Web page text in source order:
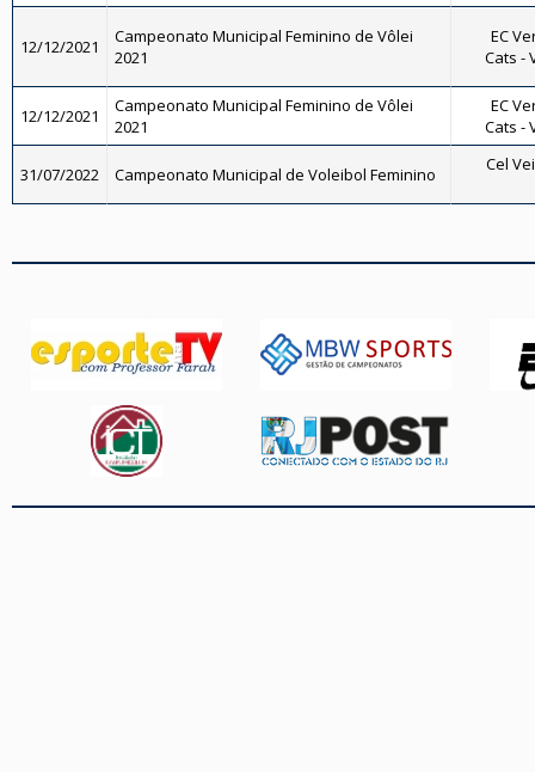
12/12/2021
Campeonato Municipal Feminino de Vôlei
2021
EC
Cats -
12/12/2021
Campeonato Municipal Feminino de Vôlei
2021
EC
Cats -
31/07/2022 Campeonato Municipal de Voleibol Feminino Cel